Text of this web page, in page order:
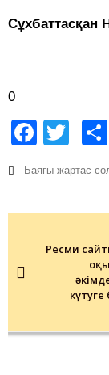
Сұхбаттасқан
0
Баяғы жартас-
navigation
Ресми